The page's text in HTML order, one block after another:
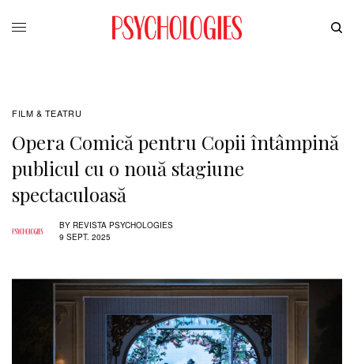
FILM & TEATRU
Opera Comică pentru Copii întâmpină
publicul cu o nouă stagiune
spectaculoasă
BY REVISTA PSYCHOLOGIES
9 SEPT. 2025